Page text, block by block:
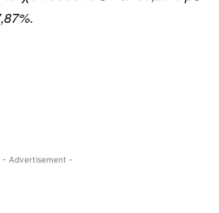
- Advertisement -